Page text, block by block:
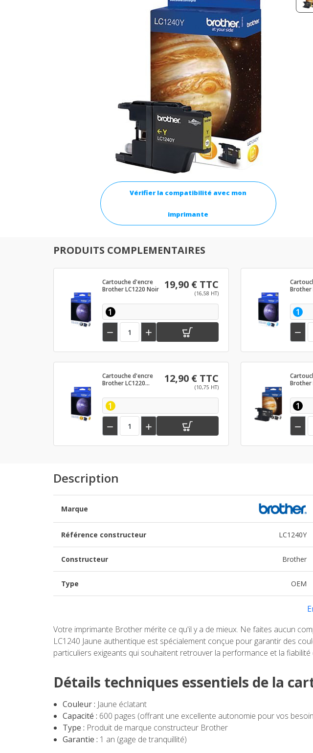
Vérifier la compatibilité avec mon
imprimante
PRODUITS COMPLEMENTAIRES
Cartouche d'encre
Brother LC1220 Noir
19,90 € TTC
(16,58 HT)
1
 
Brother
1

Cartouche d'encre
Brother LC1220
12,90 € TTC
(10,75 HT)
1
 
Brother
1

Description
Marque
Référence constructeur LC1240Y
Constructeur Brother
Type OEM
Votre imprimante Brother mérite ce qu'il y a de mieux. Ne faites aucun
LC1240 Jaune authentique est spécialement conçue pour garantir des
particuliers exigeants qui souhaitent retrouver la performance et la
Détails techniques essentiels de la
Couleur : Jaune éclatant
Capacité : 600 pages (offrant une excellente autonomie pour vos
Type : Produit de marque constructeur Brother
Garantie : 1 an (gage de tranquillité)